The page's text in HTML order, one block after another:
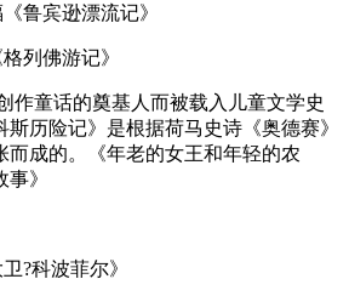
鲁宾逊漂流记》
列佛游记》
作童话的奠基人而被载入儿童文学史
历险记》是根据荷马史诗《奥德赛》
而成的。《年老的女王和年轻的农
》
?科波菲尔》